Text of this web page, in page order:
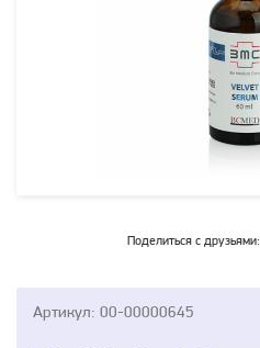
Поделиться с друзьями:
Артикул: 00-00000645